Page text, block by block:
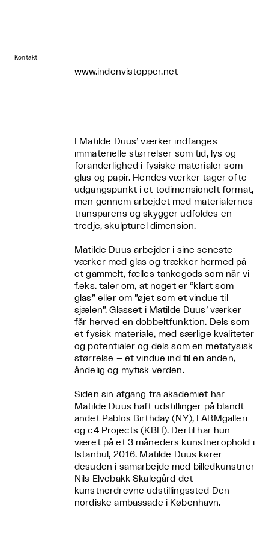
Kontakt
www.indenvistopper.net
I Matilde Duus’ værker indfanges
immaterielle størrelser som tid, lys og
foranderlighed i fysiske materialer som
glas og papir. Hendes værker tager ofte
udgangspunkt i et todimensionelt format,
men gennem arbejdet med materialernes
transparens og skygger udfoldes en
tredje, skulpturel dimension.
Matilde Duus arbejder i sine seneste
værker med glas og trækker hermed på
et gammelt, fælles tankegods som når vi
f.eks. taler om, at noget er “klart som
glas” eller om ”øjet som et vindue til
sjælen”. Glasset i Matilde Duus’ værker
får herved en dobbeltfunktion. Dels som
et fysisk materiale, med særlige kvaliteter
og potentialer og dels som en metafysisk
størrelse – et vindue ind til en anden,
åndelig og mytisk verden.
Siden sin afgang fra akademiet har
Matilde Duus haft udstillinger på blandt
andet Pablos Birthday (NY), LARMgalleri
og c4 Projects (KBH). Dertil har hun
været på et 3 måneders kunstnerophold i
Istanbul, 2016. Matilde Duus kører
desuden i samarbejde med billedkunstner
Nils Elvebakk Skalegård det
kunstnerdrevne udstillingssted Den
nordiske ambassade i København.